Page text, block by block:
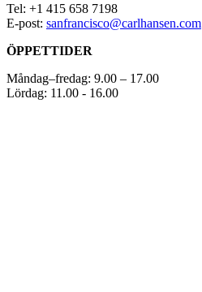
Tel: +1 415 658 7198
E-post: sanfrancisco@carlhansen.com
ÖPPETTIDER
Måndag–fredag: 9.00 – 17.00
Lördag: 11.00 - 16.00